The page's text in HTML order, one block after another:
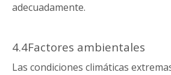
adecuadamente.
4.4Factores ambientales
Las condiciones climáticas